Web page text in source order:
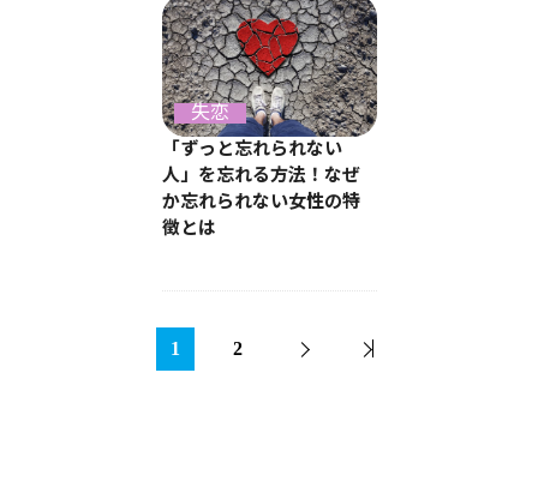
失恋
「ずっと忘れられない
人」を忘れる方法！なぜ
か忘れられない女性の特
徴とは
1 2